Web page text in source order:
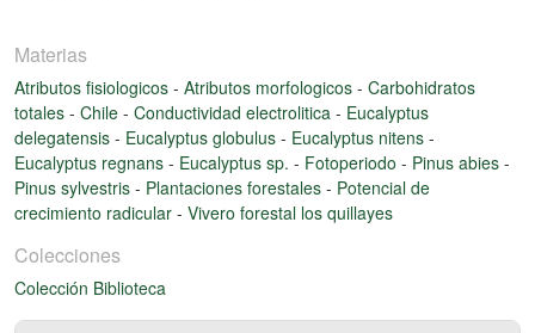
Materias
Atributos fisiologicos - Atributos morfologicos - Carbohidratos
totales - Chile - Conductividad electrolitica - Eucalyptus
delegatensis - Eucalyptus globulus - Eucalyptus nitens -
Eucalyptus regnans - Eucalyptus sp. - Fotoperiodo - Pinus abies -
Pinus sylvestris - Plantaciones forestales - Potencial de
crecimiento radicular - Vivero forestal los quillayes
Colecciones
Colección Biblioteca